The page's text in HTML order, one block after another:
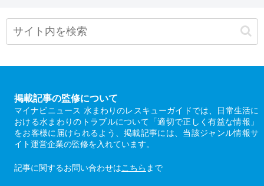
掲載記事の監修について
マイナビニュース 水まわりのレスキューガイドでは、日常生活に
おける水まわりのトラブルについて「適切で正しく有益な情報」
をお客様に届けられるよう、掲載記事には、当該ジャンル情報サ
イト運営企業の監修を入れています。
記事に関するお問い合わせはこちら まで